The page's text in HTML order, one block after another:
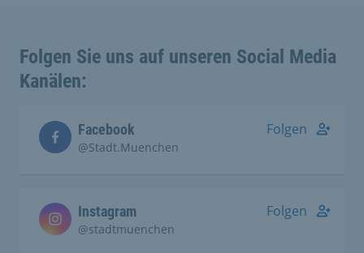
Folgen Sie uns auf unseren Social Media
Kanälen:
Facebook
@Stadt.Muenchen
Folgen
Instagram
@stadtmuenchen
Folgen